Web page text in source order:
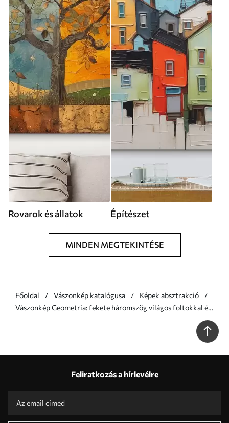
Rovarok és állatok Építészet
MINDEN MEGTEKINTÉSE
Főoldal Vászonkép katalógusa
Képek absztrakció
Vászonkép Geometria: fekete háromszög világos foltokkal és
Feliratkozás a hírlevélre